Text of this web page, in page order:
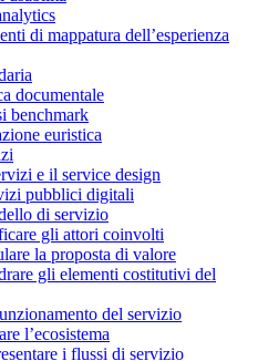
di mappatura dell’esperienza
documentale
benchmark
euristica
e il service design
pubblici digitali
di servizio
gli attori coinvolti
la proposta di valore
gli elementi costitutivi del
del servizio
l’ecosistema
i flussi di servizio